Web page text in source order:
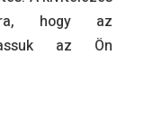
hogy az
az Ön